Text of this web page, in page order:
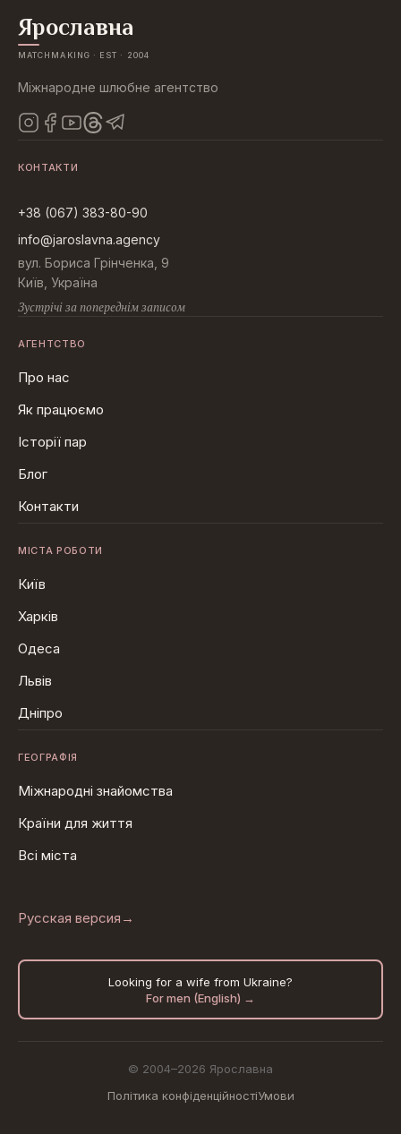
Ярославна
MATCHMAKING · EST · 2004
Міжнародне шлюбне агентство
КОНТАКТИ
+38 (067) 383-80-90
info@jaroslavna.agency
вул. Бориса Грінченка, 9
Київ, Україна
Зустрічі за попереднім записом
АГЕНТСТВО
Про нас
Як працюємо
Історії пар
Блог
Контакти
МІСТА РОБОТИ
Київ
Харків
Одеса
Львів
Дніпро
ГЕОГРАФІЯ
Міжнародні знайомства
Країни для життя
Всі міста
Русская версия →
Looking for a wife from Ukraine?
For men (English) →
© 2004–2026 Ярославна
Політика конфіденційностіУмови